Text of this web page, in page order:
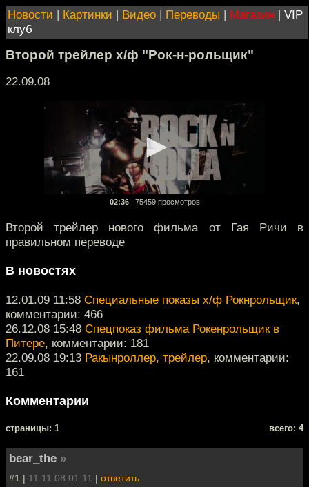
Новости | Картинки | Видео | Переводы | Магазин | VIP
клуб
Второй трейлер х/ф "Рок-н-рольщик"
22.09.08
02:36 75459 просмотров
Второй трейлер нового фильма от Гая Ричи в
правильном переводе
В новостях
12.01.09 11:58 Специальные показы х/ф Рокнрольщик,
комментарии: 466
26.12.08 15:48 Спецпоказ фильма Рокенрольщик в
Питере, комментарии: 181
22.09.08 19:13 Ракынроллер, трейлер, комментарии:
161
Комментарии
cтраницы: 1 всего: 4
bear_the »
#1 | 11.11.08 01:11 | ответить